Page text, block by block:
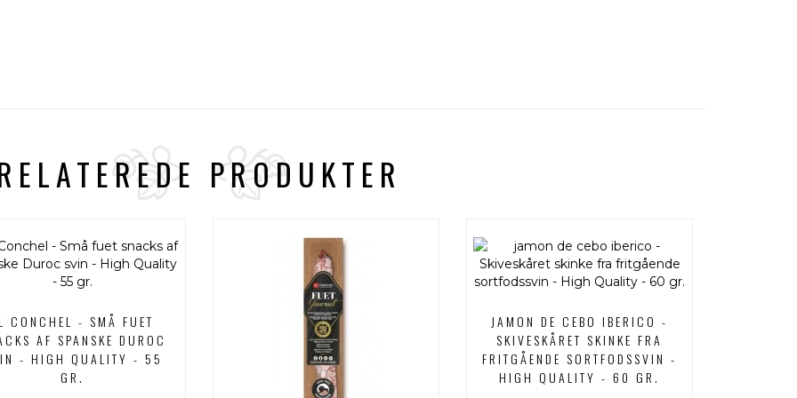
PRODUKTER
CONCHEL - SMÅ FUET
AF SPANSKE DUROC
- HIGH QUALITY - 55
GR.
JAMON DE CEBO IBERICO -
SKIVESKÅRET SKINKE FRA
FRITGÅENDE SORTFODSSVIN -
HIGH QUALITY - 60 GR.